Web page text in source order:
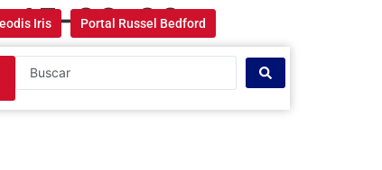
Iris Portal Russel Bedford
15-22-28-